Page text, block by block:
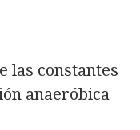
las constantes
anaeróbica